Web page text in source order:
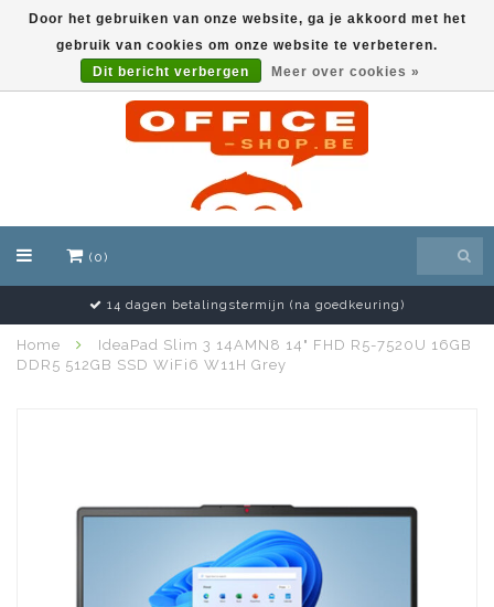
(0)
14 dagen betalingstermijn (na goedkeuring)
Home
IdeaPad Slim 3 14AMN8 14" FHD R5-7520U 16GB
DDR5 512GB SSD WiFi6 W11H Grey
Door het gebruiken van onze website, ga je akkoord met het
gebruik van cookies om onze website te verbeteren.
Dit bericht verbergen
Meer over cookies »